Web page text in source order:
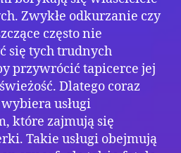
Zwykłe odkurzanie czy
często nie
się tych trudnych
przywrócić tapicerce jej
Dlatego coraz
usługi
które zajmują się
Takie usługi obejmują